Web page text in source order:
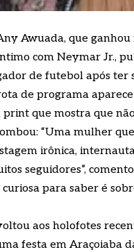
Awuada, que
com Neymar Jr.,
de futebol após ter
de programa
que mostra que
“Uma mulher
irônica,
seguidores”,
para saber é
aos holofotes
festa em Araçoiaba